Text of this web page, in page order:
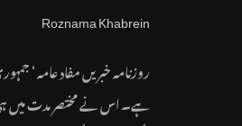
روزنامہ خبریں مفاد عامہ ‘
ہے۔ اس نے مختصر مدت میں ہی